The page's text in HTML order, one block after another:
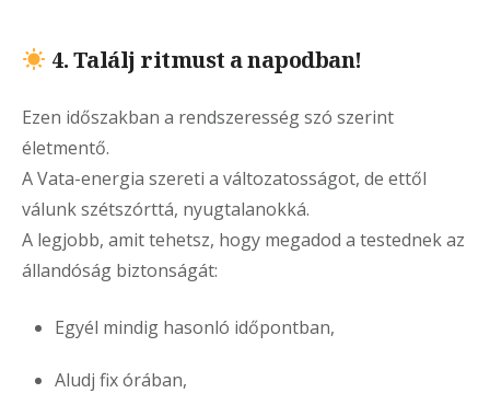
4. Találj ritmust a napodban!
Ezen időszakban a rendszeresség szó szerint
életmentő.
A Vata-energia szereti a változatosságot, de ettől
válunk szétszórttá, nyugtalanokká.
A legjobb, amit tehetsz, hogy megadod a testednek az
állandóság biztonságát:
Egyél mindig hasonló időpontban,
Aludj fix órában,